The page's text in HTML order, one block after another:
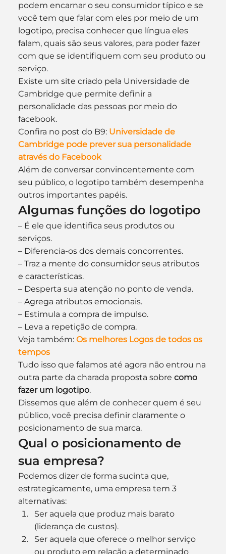
podem encarnar o seu consumidor típico e se
você tem que falar com eles por meio de um
logotipo, precisa conhecer que língua eles
falam, quais são seus valores, para poder fazer
com que se identifiquem com seu produto ou
serviço.
Existe um site criado pela Universidade de
Cambridge que permite definir a
personalidade das pessoas por meio do
facebook.
Confira no post do B9: Universidade de
Cambridge pode prever sua personalidade
através do Facebook
Além de conversar convincentemente com
seu público, o logotipo também desempenha
outros importantes papéis.
Algumas funções do logotipo
– É ele que identifica seus produtos ou
serviços.
– Diferencia-os dos demais concorrentes.
– Traz a mente do consumidor seus atributos
e características.
– Desperta sua atenção no ponto de venda.
– Agrega atributos emocionais.
– Estimula a compra de impulso.
– Leva a repetição de compra.
Veja também: Os melhores Logos de todos os
tempos
Tudo isso que falamos até agora não entrou na
outra parte da charada proposta sobre como
fazer um logotipo.
Dissemos que além de conhecer quem é seu
público, você precisa definir claramente o
posicionamento de sua marca.
Qual o posicionamento de
sua empresa?
Podemos dizer de forma sucinta que,
estrategicamente, uma empresa tem 3
alternativas:
Ser aquela que produz mais barato
(liderança de custos).
Ser aquela que oferece o melhor serviço
ou produto em relação a determinado